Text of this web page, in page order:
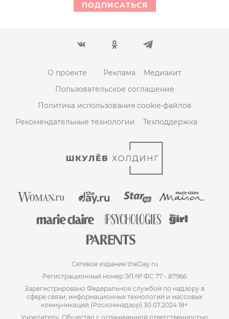
ПОДПИСАТЬСЯ
О проекте Реклама
Медиакит
Пользовательское соглашение
Политика использования cookie-файлов
Рекомендательные технологии
Техподдержка
Сетевое издание theDay.ru
Регистрационный номер ЭЛ № ФС 77 - 87966
Зарегистрировано Федеральной службой по надзору в
сфере связи, информационных технологий и массовых
коммуникаций (Роскомнадзор) 30.07.2024 18+
Учредитель: Общество с ограниченной ответственностью